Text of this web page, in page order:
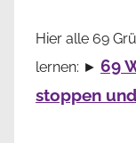
Hier alle 69
lernen: ► 69
stoppen